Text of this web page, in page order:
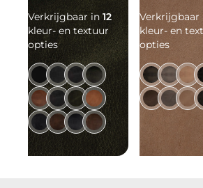
Verkrijgbaar in 12
kleur- en textuur
opties
Verkrijgbaar
kleur- en
opties